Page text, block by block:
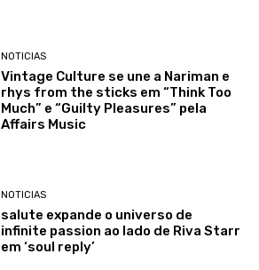
NOTICIAS
Vintage Culture se une a Nariman e
rhys from the sticks em “Think Too
Much” e “Guilty Pleasures” pela
Affairs Music
NOTICIAS
salute expande o universo de
infinite passion ao lado de Riva Starr
em ‘soul reply’